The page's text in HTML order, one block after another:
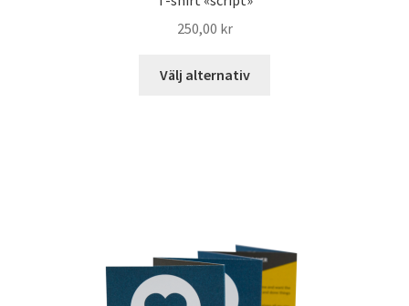
250,00 kr
Välj alternativ